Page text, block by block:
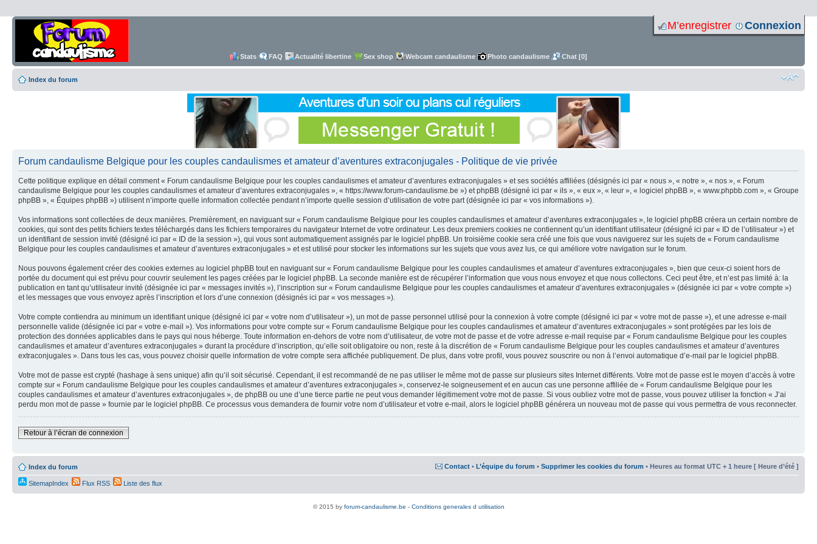
M’enregistrer Connexion
Stats FAQ Actualité libertine Sex shop Webcam candaulisme Photo candaulisme Chat [0]
Index du forum
Forum candaulisme Belgique pour les couples candaulismes et amateur d’aventures extraconjugales - Politique de vie privée
Cette politique explique en détail comment « Forum candaulisme Belgique pour les couples candaulismes et amateur d’aventures extraconjugales » et ses sociétés affiliées (désignés ici par « nous », « notre », « nos », « Forum
candaulisme Belgique pour les couples candaulismes et amateur d’aventures extraconjugales », « https://www.forum-candaulisme.be ») et phpBB (désigné ici par « ils », « eux », « leur », « logiciel phpBB », « www.phpbb.com », « Groupe
phpBB », « Équipes phpBB ») utilisent n’importe quelle information collectée pendant n’importe quelle session d’utilisation de votre part (désignée ici par « vos informations »).
Vos informations sont collectées de deux manières. Premièrement, en naviguant sur « Forum candaulisme Belgique pour les couples candaulismes et amateur d’aventures extraconjugales », le logiciel phpBB créera un certain nombre de
cookies, qui sont des petits fichiers textes téléchargés dans les fichiers temporaires du navigateur Internet de votre ordinateur. Les deux premiers cookies ne contiennent qu’un identifiant utilisateur (désigné ici par « ID de l’utilisateur ») et
un identifiant de session invité (désigné ici par « ID de la session »), qui vous sont automatiquement assignés par le logiciel phpBB. Un troisième cookie sera créé une fois que vous naviguerez sur les sujets de « Forum candaulisme
Belgique pour les couples candaulismes et amateur d’aventures extraconjugales » et est utilisé pour stocker les informations sur les sujets que vous avez lus, ce qui améliore votre navigation sur le forum.
Nous pouvons également créer des cookies externes au logiciel phpBB tout en naviguant sur « Forum candaulisme Belgique pour les couples candaulismes et amateur d’aventures extraconjugales », bien que ceux-ci soient hors de
portée du document qui est prévu pour couvrir seulement les pages créées par le logiciel phpBB. La seconde manière est de récupérer l’information que vous nous envoyez et que nous collectons. Ceci peut être, et n’est pas limité à: la
publication en tant qu’utilisateur invité (désignée ici par « messages invités »), l’inscription sur « Forum candaulisme Belgique pour les couples candaulismes et amateur d’aventures extraconjugales » (désignée ici par « votre compte »)
et les messages que vous envoyez après l’inscription et lors d’une connexion (désignés ici par « vos messages »).
Votre compte contiendra au minimum un identifiant unique (désigné ici par « votre nom d’utilisateur »), un mot de passe personnel utilisé pour la connexion à votre compte (désigné ici par « votre mot de passe »), et une adresse e-mail
personnelle valide (désignée ici par « votre e-mail »). Vos informations pour votre compte sur « Forum candaulisme Belgique pour les couples candaulismes et amateur d’aventures extraconjugales » sont protégées par les lois de
protection des données applicables dans le pays qui nous héberge. Toute information en-dehors de votre nom d’utilisateur, de votre mot de passe et de votre adresse e-mail requise par « Forum candaulisme Belgique pour les couples
candaulismes et amateur d’aventures extraconjugales » durant la procédure d’inscription, qu’elle soit obligatoire ou non, reste à la discrétion de « Forum candaulisme Belgique pour les couples candaulismes et amateur d’aventures
extraconjugales ». Dans tous les cas, vous pouvez choisir quelle information de votre compte sera affichée publiquement. De plus, dans votre profil, vous pouvez souscrire ou non à l’envoi automatique d’e-mail par le logiciel phpBB.
Votre mot de passe est crypté (hashage à sens unique) afin qu’il soit sécurisé. Cependant, il est recommandé de ne pas utiliser le même mot de passe sur plusieurs sites Internet différents. Votre mot de passe est le moyen d’accès à votre
compte sur « Forum candaulisme Belgique pour les couples candaulismes et amateur d’aventures extraconjugales », conservez-le soigneusement et en aucun cas une personne affiliée de « Forum candaulisme Belgique pour les
couples candaulismes et amateur d’aventures extraconjugales », de phpBB ou une d’une tierce partie ne peut vous demander légitimement votre mot de passe. Si vous oubliez votre mot de passe, vous pouvez utiliser la fonction « J’ai
perdu mon mot de passe » fournie par le logiciel phpBB. Ce processus vous demandera de fournir votre nom d’utilisateur et votre e-mail, alors le logiciel phpBB générera un nouveau mot de passe qui vous permettra de vous reconnecter.
Retour à l’écran de connexion
Index du forum Contact • L’équipe du forum • Supprimer les cookies du forum • Heures au format UTC + 1 heure [ Heure d’été ]
SitemapIndex Flux RSS Liste des flux
© 2015 by forum-candaulisme.be - Conditions generales d utilisation